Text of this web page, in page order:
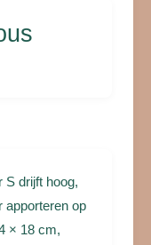
S drijft hoog,
apporteren op
× 18 cm,